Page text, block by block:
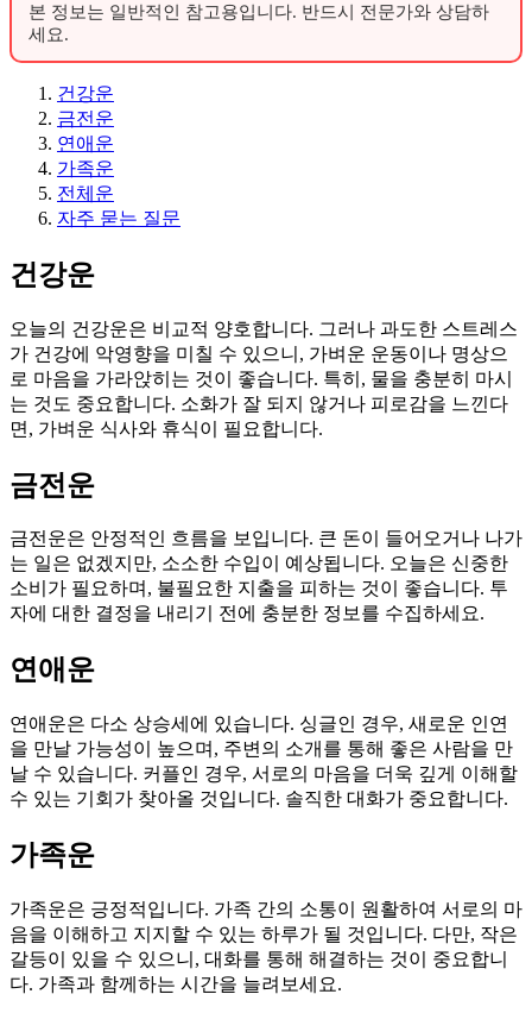
본 정보는 일반적인 참고용입니다. 반드시 전문가와 상담하
세요.
건강운
금전운
연애운
가족운
전체운
자주 묻는 질문
건강운
오늘의 건강운은 비교적 양호합니다. 그러나 과도한 스트레스
가 건강에 악영향을 미칠 수 있으니, 가벼운 운동이나 명상으
로 마음을 가라앉히는 것이 좋습니다. 특히, 물을 충분히 마시
는 것도 중요합니다. 소화가 잘 되지 않거나 피로감을 느낀다
면, 가벼운 식사와 휴식이 필요합니다.
금전운
금전운은 안정적인 흐름을 보입니다. 큰 돈이 들어오거나 나가
는 일은 없겠지만, 소소한 수입이 예상됩니다. 오늘은 신중한
소비가 필요하며, 불필요한 지출을 피하는 것이 좋습니다. 투
자에 대한 결정을 내리기 전에 충분한 정보를 수집하세요.
연애운
연애운은 다소 상승세에 있습니다. 싱글인 경우, 새로운 인연
을 만날 가능성이 높으며, 주변의 소개를 통해 좋은 사람을 만
날 수 있습니다. 커플인 경우, 서로의 마음을 더욱 깊게 이해할
수 있는 기회가 찾아올 것입니다. 솔직한 대화가 중요합니다.
가족운
가족운은 긍정적입니다. 가족 간의 소통이 원활하여 서로의 마
음을 이해하고 지지할 수 있는 하루가 될 것입니다. 다만, 작은
갈등이 있을 수 있으니, 대화를 통해 해결하는 것이 중요합니
다. 가족과 함께하는 시간을 늘려보세요.